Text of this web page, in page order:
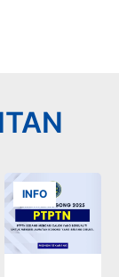
INFO